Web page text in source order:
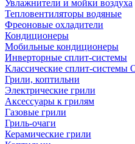
Увлажнители и мойки воздуха
Тепловентиляторы водяные
Фреоновые охладители
Кондиционеры
Мобильные кондиционеры
Инверторные сплит-системы
Классические сплит-системы
Грили, коптильни
Электрические грили
Аксессуары к грилям
Газовые грили
Гриль-очаги
Керамические грили